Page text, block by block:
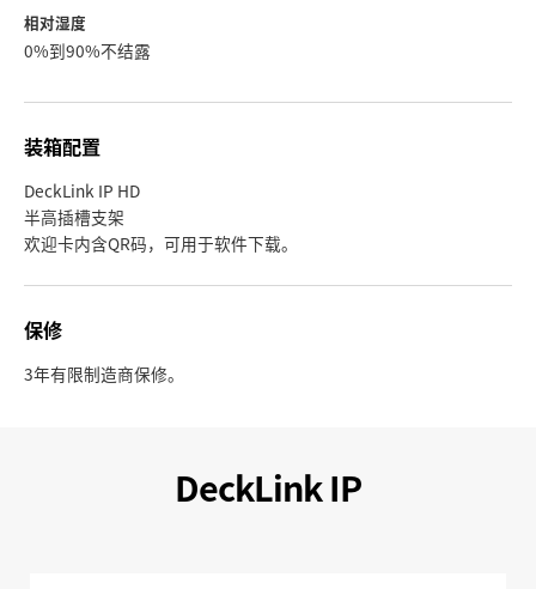
相对湿度
0%到90%不结露
装箱配置
DeckLink IP HD
半高插槽支架
欢迎卡内含QR码，可用于软件下载。
保修
3年有限制造商保修。
DeckLink IP